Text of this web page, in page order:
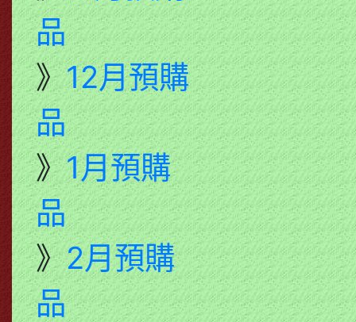
品
》12月預購
品
》1月預購
品
》2月預購
品